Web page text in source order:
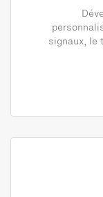
signaux, le